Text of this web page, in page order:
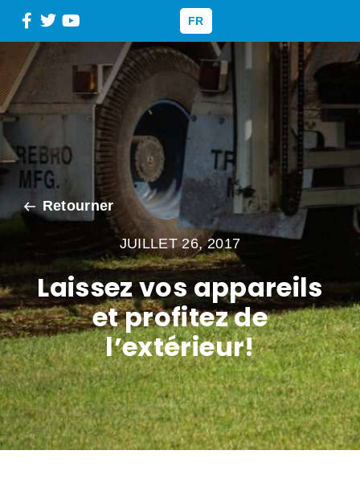
FR
Retourner
JUILLET 26, 2017
Laissez vos appareils
et profitez de
l’extérieur!